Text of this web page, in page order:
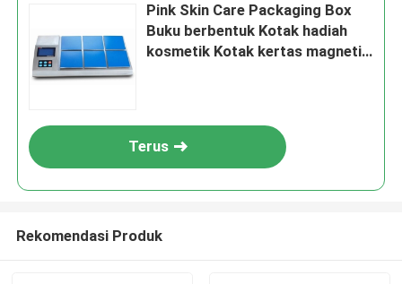
Pink Skin Care Packaging Box
Buku berbentuk Kotak hadiah
kosmetik Kotak kertas magnetik
Terus
Rekomendasi Produk